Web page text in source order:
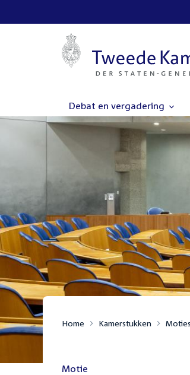
Debat en vergadering
Home Kamerstukken Moties
Motie